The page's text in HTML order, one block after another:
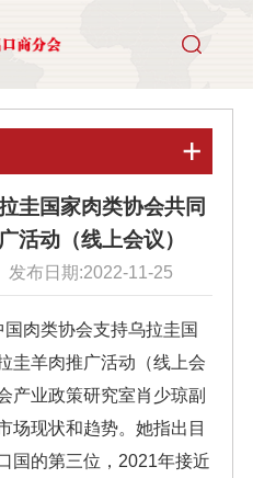
圭国家肉类协会共同
活动（线上会议）
布日期:2022-11-25
肉类协会支持乌拉圭国
圭羊肉推广活动（线上会
产业政策研究室肖少琼副
场现状和趋势。她指出目
国的第三位，2021年接近